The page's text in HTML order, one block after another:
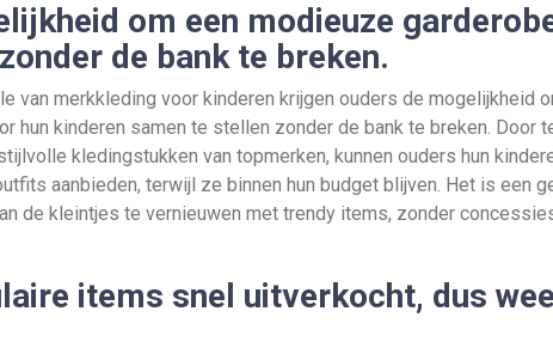
om een modieuze
de bank te breken.
van merkkleding voor kinderen krijgen ouders de mogelijkheid
hun kinderen samen te stellen zonder de bank te breken. Door
kledingstukken van topmerken, kunnen ouders hun
aanbieden, terwijl ze binnen hun budget blijven. Het is een
de kleintjes te vernieuwen met trendy items, zonder
items snel uitverkocht, dus